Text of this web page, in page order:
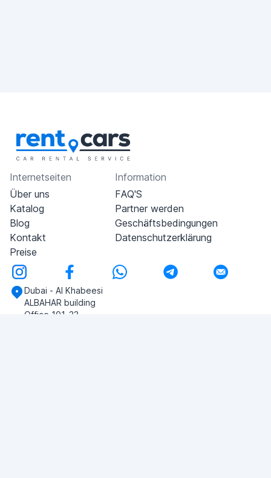
Internetseiten
Über uns
Katalog
Blog
Kontakt
Preise
Information
FAQ'S
Partner werden
Geschäftsbedingungen
Datenschutzerklärung
Dubai - Al Khabeesi
ALBAHAR building
Office 101-33